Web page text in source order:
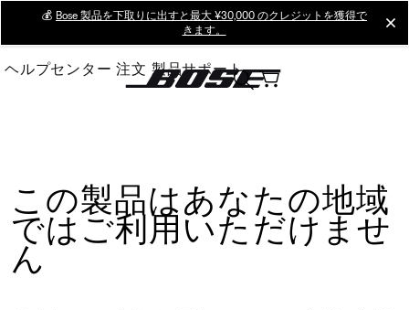
Main
💰 Bose 製品を下取りに出すと最大 ¥30,000 のクレジットを獲得で
きます。
ヘルプセンター 注文 製品サポート
この製品はあなたの地域
ではご利用いただけませ
ん